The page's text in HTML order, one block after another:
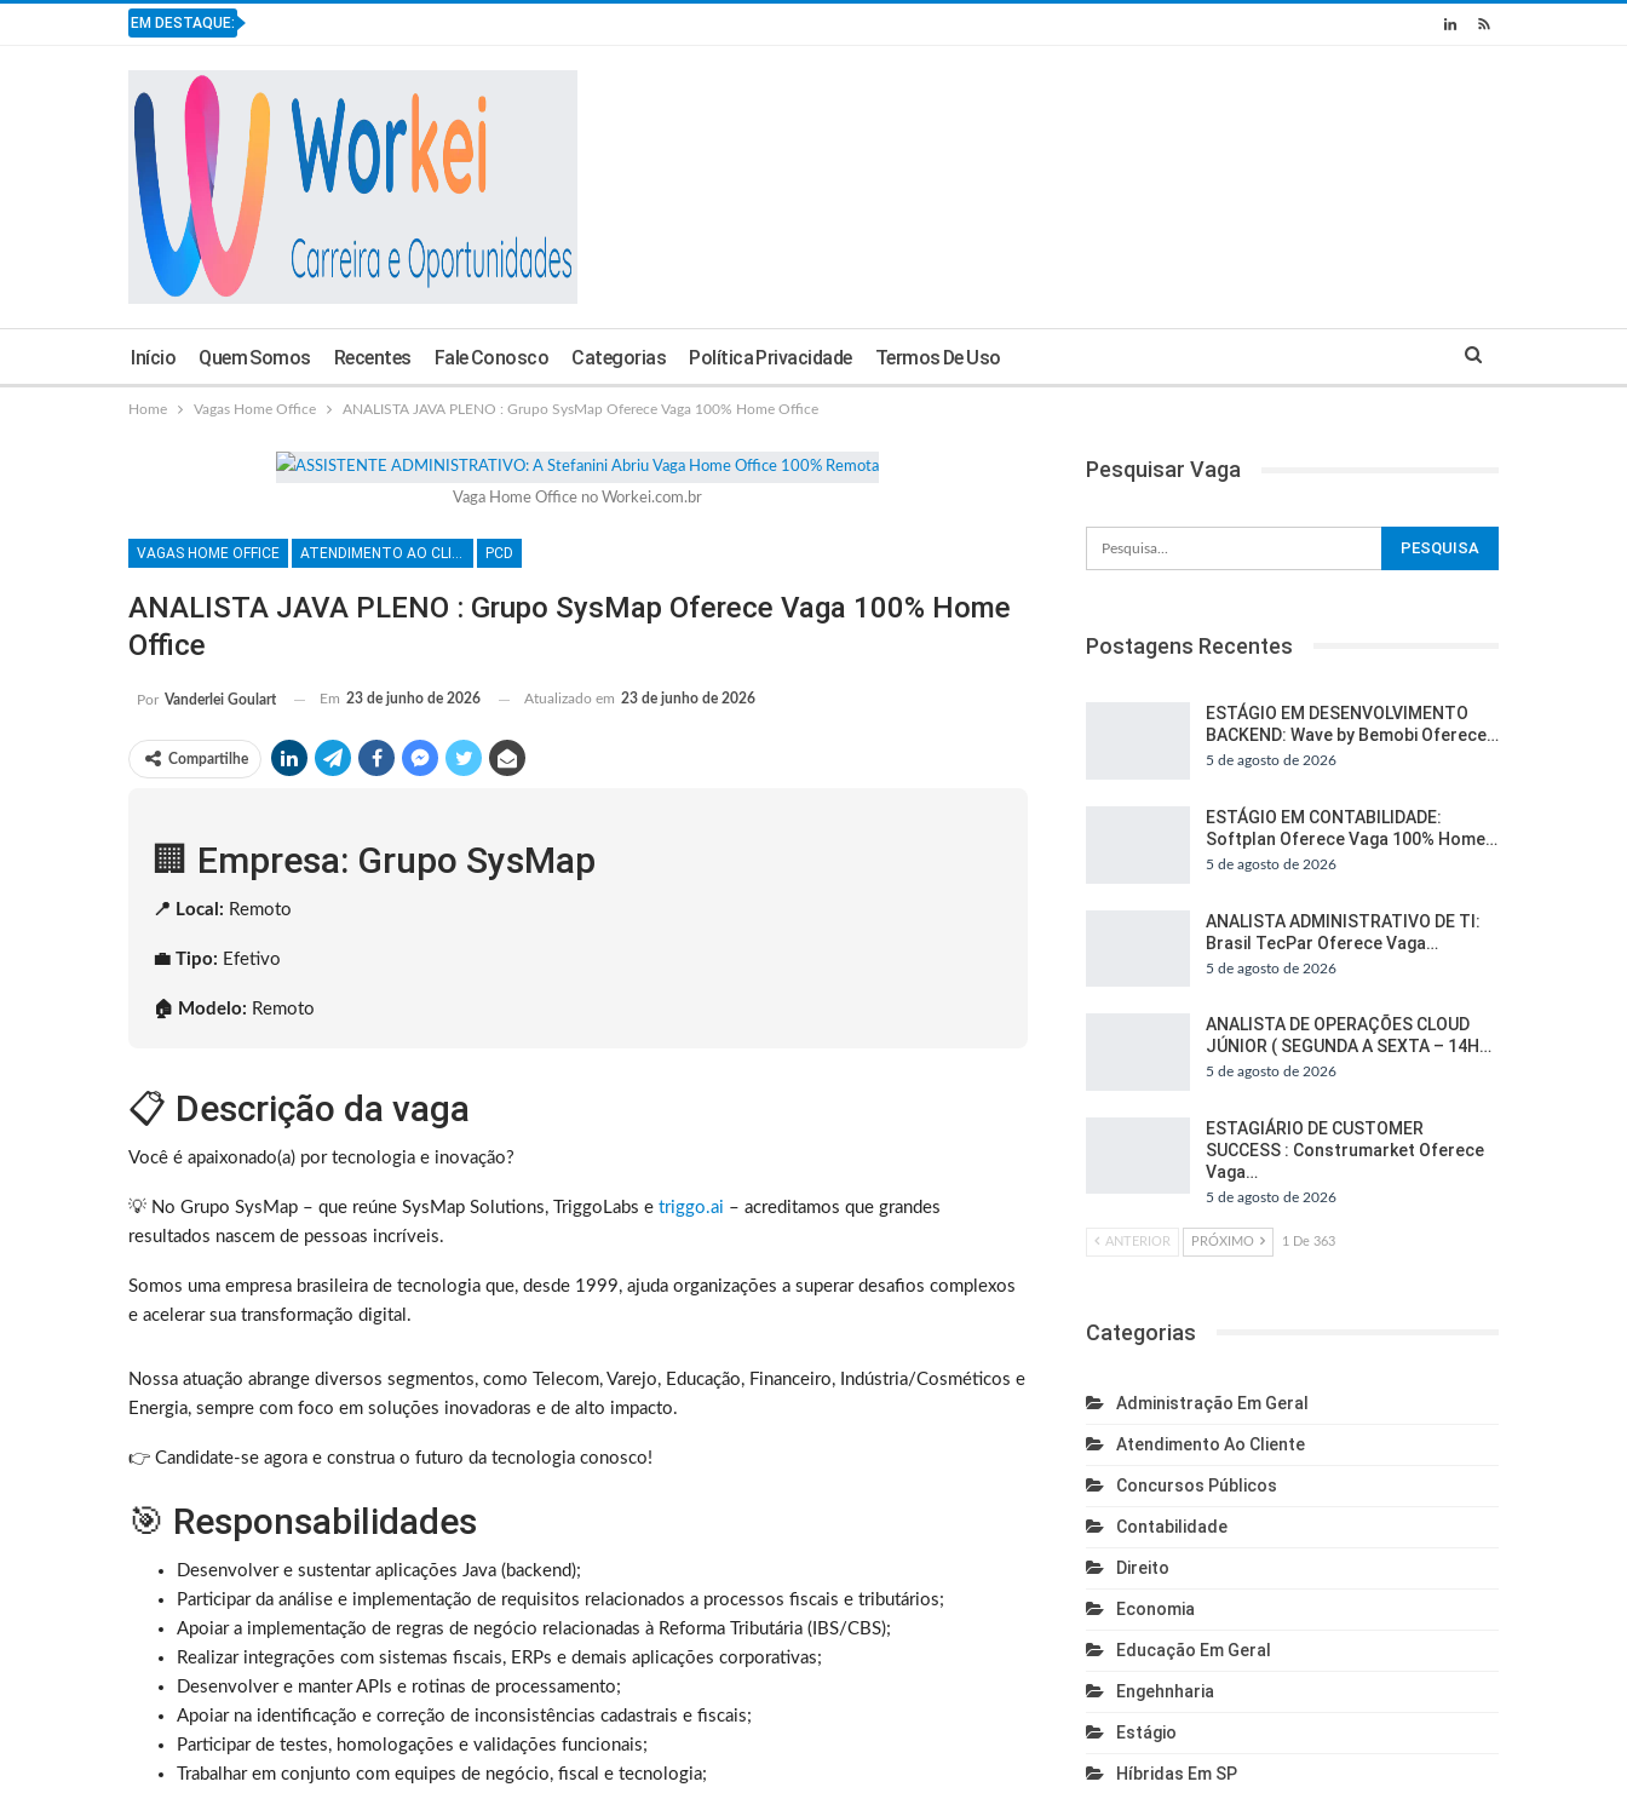
EM DESTAQUE:
Início Quem Somos Recentes Fale Conosco Categorias Política Privacidade Termos De Uso
Home Vagas Home Office ANALISTA JAVA PLENO : Grupo SysMap Oferece Vaga 100% Home Office
Vaga Home Office no Workei.com.br
VAGAS HOME OFFICE ATENDIMENTO AO CLIENTE PCD
ANALISTA JAVA PLENO : Grupo SysMap Oferece Vaga 100% Home
Office
Por Vanderlei Goulart Em 23 de junho de 2026 Atualizado em 23 de junho de 2026
Compartilhe
🏢 Empresa: Grupo SysMap
📍 Local: Remoto
💼 Tipo: Efetivo
🏠 Modelo: Remoto
📋 Descrição da vaga
Você é apaixonado(a) por tecnologia e inovação?
💡 No Grupo SysMap – que reúne SysMap Solutions, TriggoLabs e triggo.ai – acreditamos que grandes
resultados nascem de pessoas incríveis.
Somos uma empresa brasileira de tecnologia que, desde 1999, ajuda organizações a superar desafios complexos
e acelerar sua transformação digital.
Nossa atuação abrange diversos segmentos, como Telecom, Varejo, Educação, Financeiro, Indústria/Cosméticos e
Energia, sempre com foco em soluções inovadoras e de alto impacto.
👉 Candidate-se agora e construa o futuro da tecnologia conosco!
🎯 Responsabilidades
Desenvolver e sustentar aplicações Java (backend);
Participar da análise e implementação de requisitos relacionados a processos fiscais e tributários;
Apoiar a implementação de regras de negócio relacionadas à Reforma Tributária (IBS/CBS);
Realizar integrações com sistemas fiscais, ERPs e demais aplicações corporativas;
Desenvolver e manter APIs e rotinas de processamento;
Apoiar na identificação e correção de inconsistências cadastrais e fiscais;
Participar de testes, homologações e validações funcionais;
Trabalhar em conjunto com equipes de negócio, fiscal e tecnologia;
Pesquisar Vaga
Postagens Recentes
ESTÁGIO EM DESENVOLVIMENTO
BACKEND: Wave by Bemobi Oferece…
5 de agosto de 2026
ESTÁGIO EM CONTABILIDADE:
Softplan Oferece Vaga 100% Home…
5 de agosto de 2026
ANALISTA ADMINISTRATIVO DE TI:
Brasil TecPar Oferece Vaga…
5 de agosto de 2026
ANALISTA DE OPERAÇÕES CLOUD
JÚNIOR ( SEGUNDA A SEXTA – 14H…
5 de agosto de 2026
ESTAGIÁRIO DE CUSTOMER
SUCCESS : Construmarket Oferece
Vaga…
5 de agosto de 2026
ANTERIOR PRÓXIMO 1 De 363
Categorias
Administração Em Geral
Atendimento Ao Cliente
Concursos Públicos
Contabilidade
Direito
Economia
Educação Em Geral
Engehnharia
Estágio
Híbridas Em SP